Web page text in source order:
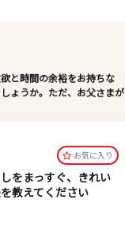
と時間の余裕をお持ちな
ょうか。ただ、お父さまが
お気に⼊り
をまっすぐ、きれい
教えてください